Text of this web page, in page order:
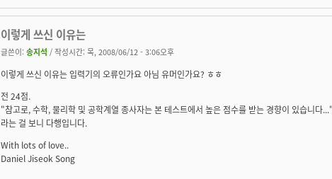
이렇게 쓰신 이유는
글쓴이: 송지석 / 작성시간: 목, 2008/06/12 - 3:06오후
이렇게 쓰신 이유는 입력기의 오류인가요 아님 유머인가요? ㅎㅎ
전 24점.
"참고로, 수학, 물리학 및 공학계열 종사자는 본 테스트에서 높은 점수를 받는 경향이 있습니다
라는 걸 보니 다행입니다.
With lots of love..
Daniel Jiseok Song